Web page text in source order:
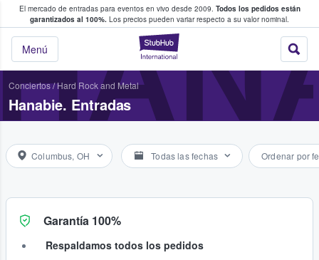
El mercado de entradas para eventos en vivo desde 2009. Todos los pedidos están
garantizados al 100%. Los precios pueden variar respecto a su valor nominal.
StubHub:
Menú
y venta de entradas entre fans
Conciertos/Hard Rock and Metal
Hanabie. Entradas
Columbus, OH Todas las fechas Ordenar por
Garantía 100%
Respaldamos todos los pedidos